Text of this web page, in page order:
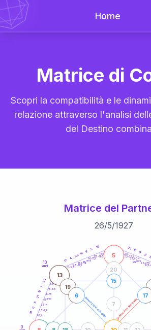
Home
Matrice di
Scopri la compatibilità e le
relazione attraverso l'analisi
del Destino
Matrice del
26/5/1927
generazione maschile generazione femminile
0
10
anni
1-2,5
2,5-3,5
3,5-4
6-7,5
7,5-8,5
8,5-9
11-12,5
12,5-13,5
13,5-14
16-17,5
17,5-18,5
18,5-19
21-22,5
22,5-23,5
23,5-24
26-27,5
27,5-
19
11
5
21
10
7
20
17
4
22
18 5
5
10 21
16
9
11
5
13
20
15
7
19
6
17
5anni
15 anni 25anni